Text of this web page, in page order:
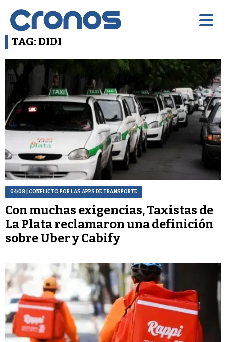
TAG: DIDI
04/08 | CONFLICTO POR LAS APPS DE TRANSPORTE
Con muchas exigencias, Taxistas de
La Plata reclamaron una definición
sobre Uber y Cabify